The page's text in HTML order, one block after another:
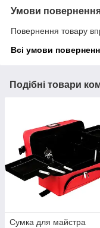
Умови
Повернення товару
Всі умови
Подібні товари
Сумка для майстра